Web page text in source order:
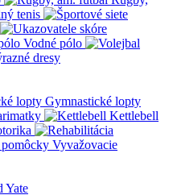
tenis
Vodné pólo
dresy
Gymnastické lopty
Kettlebell
Vyvažovacie
Yate